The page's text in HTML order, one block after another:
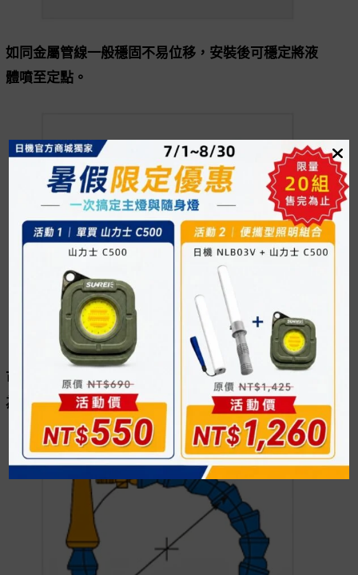
如同金屬管線一般穩固不易位移，安裝後可穩定將液
體噴至定點。
可搭配多樣式軟管進行改裝，使用專屬的夾鉗作業更
為方便。